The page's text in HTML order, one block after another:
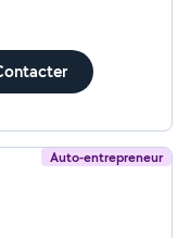
Auto-entrepreneur